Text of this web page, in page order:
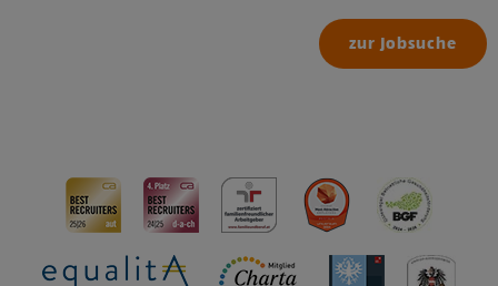
zur Jobsuche